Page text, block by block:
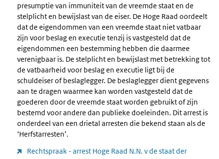
presumptie van immuniteit van de vreemde staat en de
stelplicht en bewijslast van de eiser. De Hoge Raad oordeelt
dat de eigendommen van een vreemde staat niet vatbaar
zijn voor beslag en executie tenzij is vastgesteld dat de
eigendommen een bestemming hebben die daarmee
verenigbaar is. De stelplicht en bewijslast met betrekking tot
de vatbaarheid voor beslag en executie ligt bij de
schuldeiser of beslaglegger. De beslaglegger dient gegevens
aan te dragen waarmee kan worden vastgesteld dat de
goederen door de vreemde staat worden gebruikt of zijn
bestemd voor andere dan publieke doeleinden. Dit arrest is
onderdeel van een drietal arresten die bekend staan als de
‘Herfstarresten’.
Rechtspraak - arrest Hoge Raad N.N. v de staat der